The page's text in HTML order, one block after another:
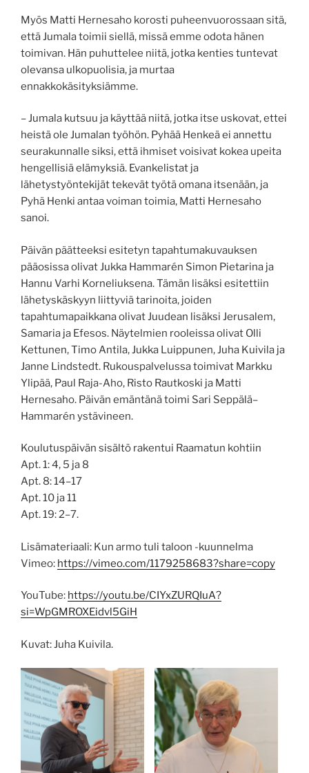
Myös Matti Hernesaho korosti puheenvuorossaan sitä,
että Jumala toimii siellä, missä emme odota hänen
toimivan. Hän puhuttelee niitä, jotka kenties tuntevat
olevansa ulkopuolisia, ja murtaa
ennakkokäsityksiämme.
– Jumala kutsuu ja käyttää niitä, jotka itse uskovat, ettei
heistä ole Jumalan työhön. Pyhää Henkeä ei annettu
seurakunnalle siksi, että ihmiset voisivat kokea upeita
hengellisiä elämyksiä. Evankelistat ja
lähetystyöntekijät tekevät työtä omana itsenään, ja
Pyhä Henki antaa voiman toimia, Matti Hernesaho
sanoi.
Päivän päätteeksi esitetyn tapahtumakuvauksen
pääosissa olivat Jukka Hammarén Simon Pietarina ja
Hannu Varhi Korneliuksena. Tämän lisäksi esitettiin
lähetyskäskyyn liittyviä tarinoita, joiden
tapahtumapaikkana olivat Juudean lisäksi Jerusalem,
Samaria ja Efesos. Näytelmien rooleissa olivat Olli
Kettunen, Timo Antila, Jukka Luippunen, Juha Kuivila ja
Janne Lindstedt. Rukouspalvelussa toimivat Markku
Ylipää, Paul Raja-Aho, Risto Rautkoski ja Matti
Hernesaho. Päivän emäntänä toimi Sari Seppälä–
Hammarén ystävineen.
Koulutuspäivän sisältö rakentui Raamatun kohtiin
Apt. 1: 4, 5 ja 8
Apt. 8: 14–17
Apt. 10 ja 11
Apt. 19: 2–7.
Lisämateriaali: Kun armo tuli taloon -kuunnelma
Vimeo: https://vimeo.com/1179258683?share=copy
YouTube: https://youtu.be/CIYxZURQIuA?
si=WpGMROXEidvl5GiH
Kuvat: Juha Kuivila.